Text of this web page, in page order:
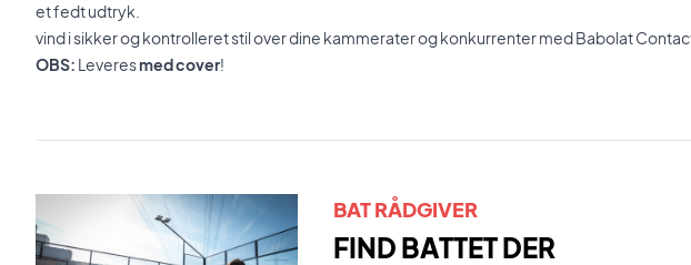
et fedt udtryk.
vind i sikker og kontrolleret stil over dine kammerater og konkurrenter med Babolat
OBS: Leveresmed cover!
BAT RÅDGIVER
FIND BATTET DER